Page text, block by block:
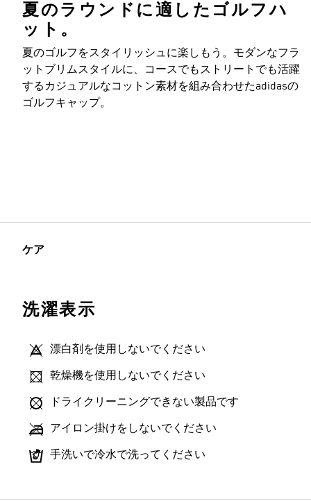
夏のラウンドに適したゴルフハ
ット。
夏のゴルフをスタイリッシュに楽しもう。モダンなフラ
ットブリムスタイルに、コースでもストリートでも活躍
するカジュアルなコットン素材を組み合わせたadidasの
ゴルフキャップ。
ケア
洗濯表示
漂白剤を使用しないでください
乾燥機を使用しないでください
ドライクリーニングできない製品です
アイロン掛けをしないでください
手洗いで冷水で洗ってください